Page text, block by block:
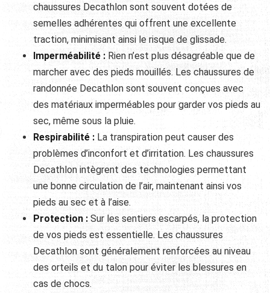
chaussures Decathlon sont souvent dotées de
semelles adhérentes qui offrent une excellente
traction, minimisant ainsi le risque de glissade.
Imperméabilité : Rien n’est plus désagréable que de
marcher avec des pieds mouillés. Les chaussures de
randonnée Decathlon sont souvent conçues avec
des matériaux imperméables pour garder vos pieds au
sec, même sous la pluie.
Respirabilité : La transpiration peut causer des
problèmes d’inconfort et d’irritation. Les chaussures
Decathlon intègrent des technologies permettant
une bonne circulation de l’air, maintenant ainsi vos
pieds au sec et à l’aise.
Protection : Sur les sentiers escarpés, la protection
de vos pieds est essentielle. Les chaussures
Decathlon sont généralement renforcées au niveau
des orteils et du talon pour éviter les blessures en
cas de chocs.